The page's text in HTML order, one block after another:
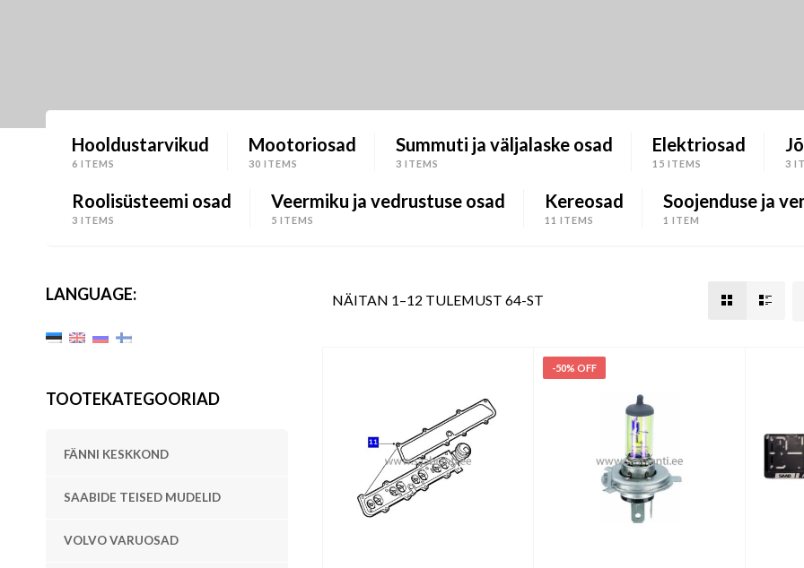
Hooldustarvikud
6 ITEMS
Mootoriosad
30 ITEMS
Summuti ja väljalaske osad
3 ITEMS
Elektriosad
15 ITEMS 3
Roolisüsteemi osad
3 ITEMS
Veermiku ja vedrustuse osad
5 ITEMS
Kereosad
11 ITEMS
Soojenduse ja
1 ITEM
LANGUAGE:
TOOTEKATEGOORIAD
FÄNNI KESKKOND
SAABIDE TEISED MUDELID
VOLVO VARUOSAD
NÄITAN 1–12 TULEMUST 64-ST
-50% OFF